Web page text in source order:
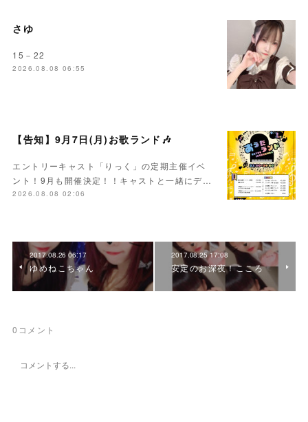
さゆ
15－22
2026.08.08 06:55
【告知】9月7日(月)お歌ランド🎶
エントリーキャスト「りっく」の定期主催イベ
ント！9月も開催決定！！キャストと一緒にデ…
2026.08.08 02:06
2017.08.26 06:17
ゆめねこちゃん
2017.08.25 17:08
安定のお深夜！こころ
0 コメント